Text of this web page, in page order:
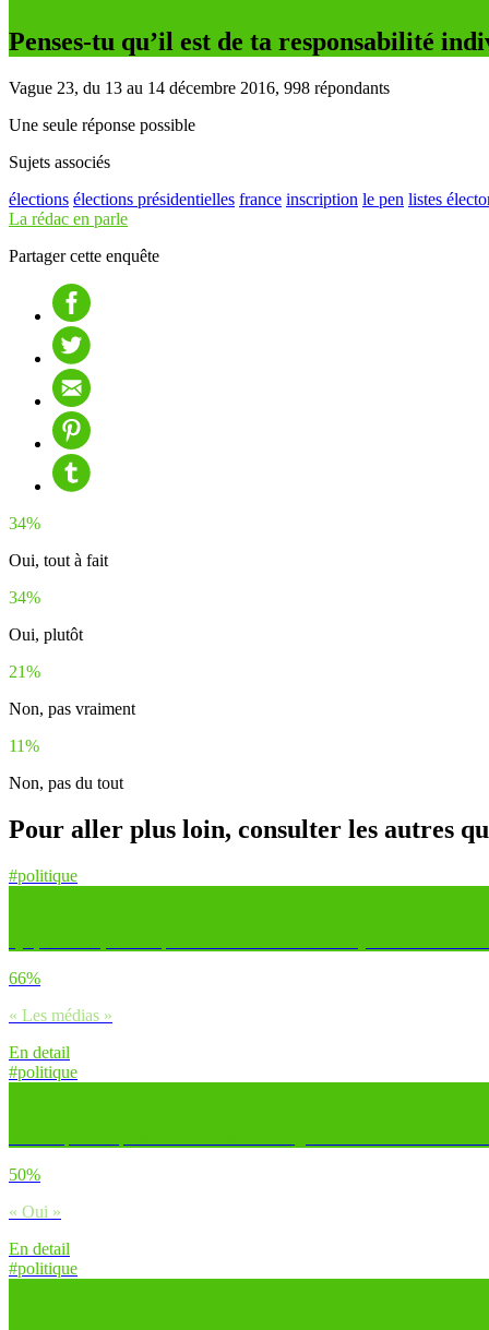
Penses-tu qu’il est de ta responsabilité
Vague 23, du 13 au 14 décembre 2016, 998 répondants
Une seule réponse possible
Sujets associés
élections élections présidentielles france inscription le pen listes
La rédac en parle
Partager cette enquête
34%
Oui, tout à fait
34%
Oui, plutôt
21%
Non, pas vraiment
11%
Non, pas du tout
Pour aller plus loin, consulter les autres
#politique
66%
« Les médias »
En detail
#politique
50%
« Oui »
En detail
#politique